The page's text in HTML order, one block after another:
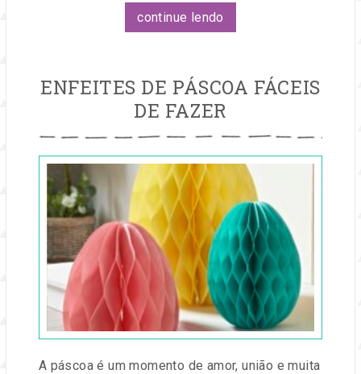
continue lendo
ENFEITES DE PÁSCOA FÁCEIS
DE FAZER
Publicado
em
21
mar,
2025por
Entre
na
Festa
A páscoa é um momento de amor, união e muita